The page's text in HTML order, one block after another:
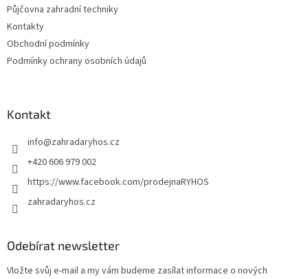
Půjčovna zahradní techniky
Kontakty
Obchodní podmínky
Podmínky ochrany osobních údajů
Kontakt
info@zahradaryhos.cz
+420 606 979 002
https://www.facebook.com/prodejnaRYHOS
zahradaryhos.cz
Odebírat newsletter
Vložte svůj e-mail a my vám budeme zasílat informace o nových